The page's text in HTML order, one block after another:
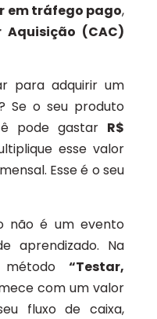
em tráfego pago,
Aquisição (CAC)
para adquirir um
Se o seu produto
pode gastar R$
esse valor
Esse é o seu
não é um evento
aprendizado. Na
método “Testar,
com um valor
fluxo de caixa,